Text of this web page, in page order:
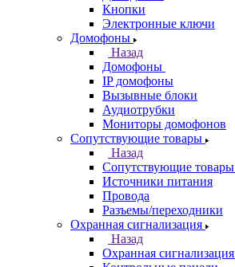
Кнопки
Электронные ключи
Домофоны
Назад
Домофоны
IP домофоны
Вызывные блоки
Аудиотрубки
Мониторы домофонов
Сопутствующие товары
Назад
Сопутствующие товары
Источники питания
Провода
Разъемы/переходники
Охранная сигнализация
Назад
Охранная сигнализация